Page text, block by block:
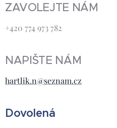
ZAVOLEJTE NÁM
+420 774 973 782
NAPIŠTE NÁM
hartlik.n@seznam.cz
Dovolená